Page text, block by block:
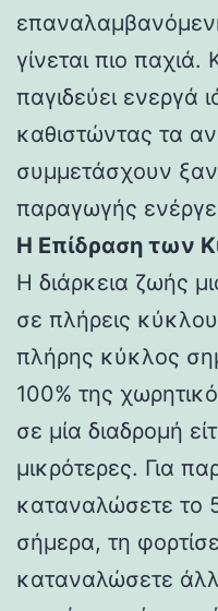
γίνεται πιο
παγιδεύει ενεργά
καθιστώντας τα
συμμετάσχουν
παραγωγής
Η Επίδραση των
Η διάρκεια ζωής
σε πλήρεις
πλήρης κύκλος
100% της
σε μία διαδρομή
μικρότερες. Για
καταναλώσετε το
σήμερα, τη
καταναλώσετε